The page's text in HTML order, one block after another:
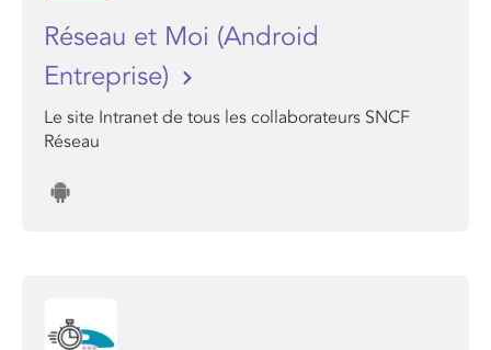
Réseau et Moi (Android
Entreprise)
Le site Intranet de tous les collaborateurs SNCF
Réseau